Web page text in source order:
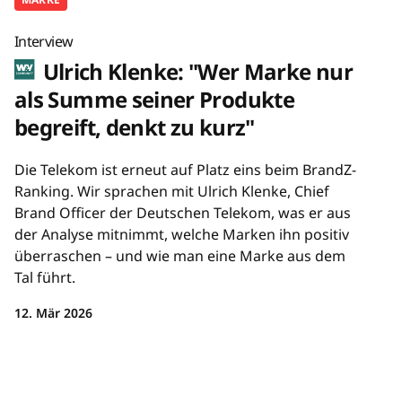
Interview
Ulrich Klenke: "Wer Marke nur
als Summe seiner Produkte
begreift, denkt zu kurz"
Die Telekom ist erneut auf Platz eins beim BrandZ-
Ranking. Wir sprachen mit Ulrich Klenke, Chief
Brand Officer der Deutschen Telekom, was er aus
der Analyse mitnimmt, welche Marken ihn positiv
überraschen – und wie man eine Marke aus dem
Tal führt.
12. Mär 2026